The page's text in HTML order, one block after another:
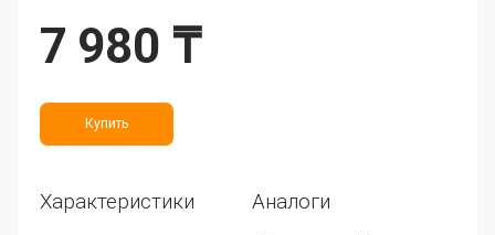
7 980 ₸
Купить
Характеристики Аналоги